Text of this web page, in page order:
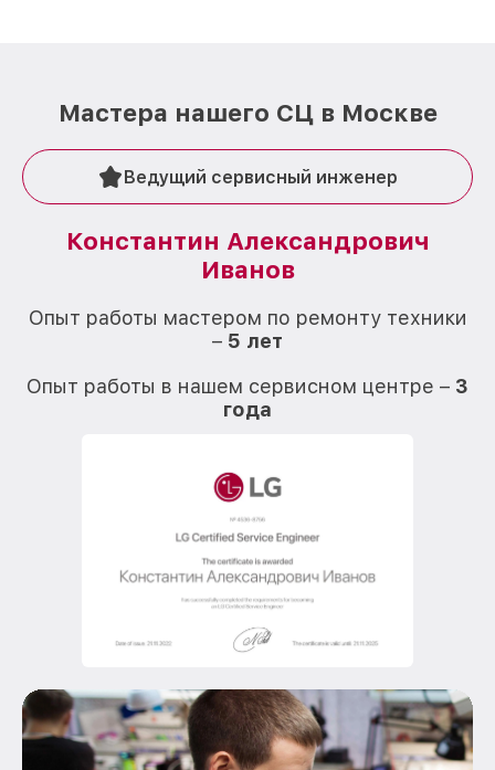
Мастера нашего СЦ в Москве
Ведущий сервисный инженер
Константин Александрович
Иванов
Опыт работы мастером по ремонту техники
– 5 лет
Опыт работы в нашем сервисном центре – 3
года